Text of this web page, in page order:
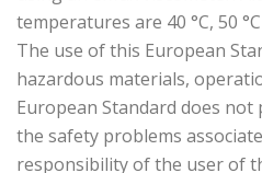
temperatures are 40 °C, 50
The use of this European
hazardous materials,
European Standard does
the safety problems
responsibility of the user of